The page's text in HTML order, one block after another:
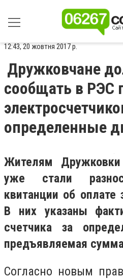
12:43, 20 жовтня 2017 р.
Дружковчане
сообщать в РЭС
определенные
Жителям
уже стали
квитанции об оплате
В них указаны
счетчика за
предъявляемая
Согласно новым